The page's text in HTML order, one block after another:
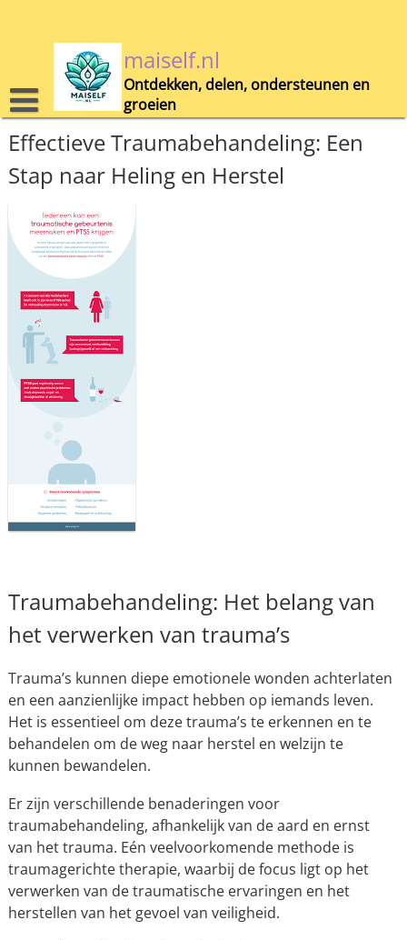
maiself.nl
Ontdekken, delen, ondersteunen en
groeien
Effectieve Traumabehandeling: Een
Stap naar Heling en Herstel
Traumabehandeling: Het belang van
het verwerken van trauma’s
Trauma’s kunnen diepe emotionele wonden achterlaten
en een aanzienlijke impact hebben op iemands leven.
Het is essentieel om deze trauma’s te erkennen en te
behandelen om de weg naar herstel en welzijn te
kunnen bewandelen.
Er zijn verschillende benaderingen voor
traumabehandeling, afhankelijk van de aard en ernst
van het trauma. Eén veelvoorkomende methode is
traumagerichte therapie, waarbij de focus ligt op het
verwerken van de traumatische ervaringen en het
herstellen van het gevoel van veiligheid.